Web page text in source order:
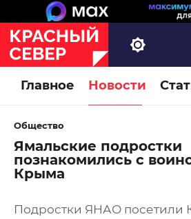
Главное Новости
Общество
Ямальские подростки
познакомились с
Крыма
Подростки ЯНАО посетили